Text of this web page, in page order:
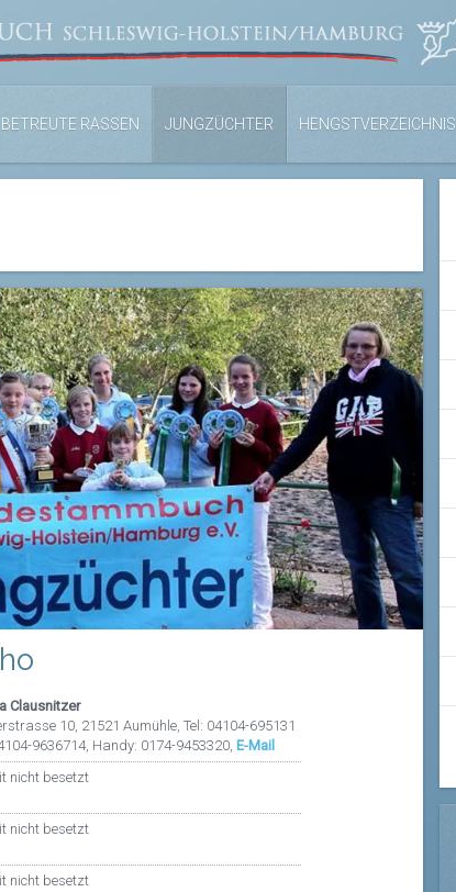
BETREUTE RASSEN JUNGZÜCHTER HENGSTVERZEICHNIS
Clausnitzer
10, 21521 Aumühle, Tel: 04104-695131
9636714, Handy: 0174-9453320, E-Mail
nicht besetzt
nicht besetzt
nicht besetzt